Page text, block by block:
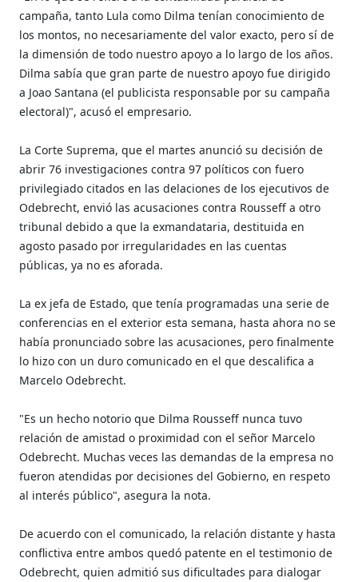
campaña, tanto Lula como Dilma tenían conocimiento de
los montos, no necesariamente del valor exacto, pero sí de
la dimensión de todo nuestro apoyo a lo largo de los años.
Dilma sabía que gran parte de nuestro apoyo fue dirigido
a Joao Santana (el publicista responsable por su campaña
electoral)", acusó el empresario.
La Corte Suprema, que el martes anunció su decisión de
abrir 76 investigaciones contra 97 políticos con fuero
privilegiado citados en las delaciones de los ejecutivos de
Odebrecht, envió las acusaciones contra Rousseff a otro
tribunal debido a que la exmandataria, destituida en
agosto pasado por irregularidades en las cuentas
públicas, ya no es aforada.
La ex jefa de Estado, que tenía programadas una serie de
conferencias en el exterior esta semana, hasta ahora no se
había pronunciado sobre las acusaciones, pero finalmente
lo hizo con un duro comunicado en el que descalifica a
Marcelo Odebrecht.
"Es un hecho notorio que Dilma Rousseff nunca tuvo
relación de amistad o proximidad con el señor Marcelo
Odebrecht. Muchas veces las demandas de la empresa no
fueron atendidas por decisiones del Gobierno, en respeto
al interés público", asegura la nota.
De acuerdo con el comunicado, la relación distante y hasta
conflictiva entre ambos quedó patente en el testimonio de
Odebrecht, quien admitió sus dificultades para dialogar